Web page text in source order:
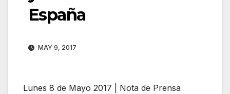
España
MAY 9, 2017
Lunes 8 de Mayo 2017 | Nota de Prensa